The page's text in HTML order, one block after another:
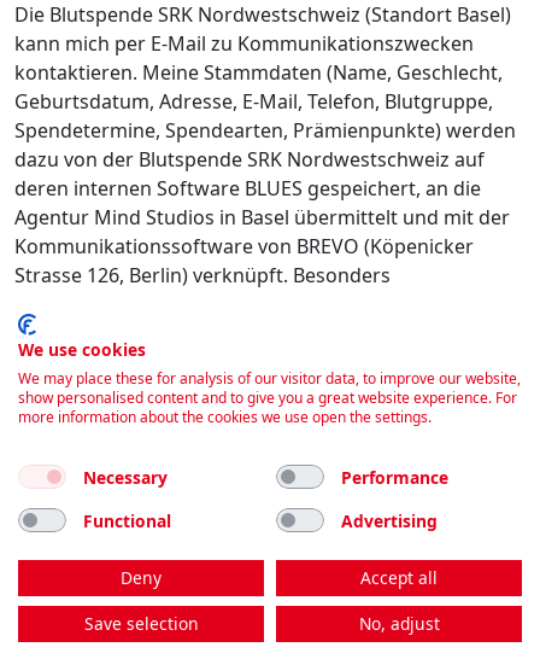
Die Blutspende SRK Nordwestschweiz (Standort Basel)
kann mich per E-Mail zu Kommunikationszwecken
kontaktieren. Meine Stammdaten (Name, Geschlecht,
Geburtsdatum, Adresse, E-Mail, Telefon, Blutgruppe,
Spendetermine, Spendearten, Prämienpunkte) werden
dazu von der Blutspende SRK Nordwestschweiz auf
deren internen Software BLUES gespeichert, an die
Agentur Mind Studios in Basel übermittelt und mit der
Kommunikationssoftware von BREVO (Köpenicker
Strasse 126, Berlin) verknüpft. Besonders
Gesundheitsdaten) werden dabei nicht transferiert. Ich
habe jederzeit die Möglichkeit, diese personalisierte
Kommunikation wieder abzubestellen.
Buchen
Impressum | Kontakt | Datenschutz
Folgen Sie uns
We use cookies
We may place these for analysis of our visitor data, to improve our website,
show personalised content and to give you a great website experience. For
more information about the cookies we use open the settings.
Necessary
Performance
Functional
Advertising
Deny
Accept all
Save selection
No, adjust